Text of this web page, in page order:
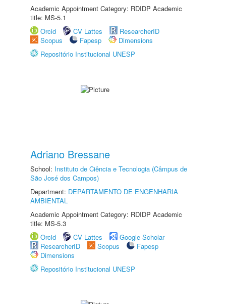
Academic Appointment Category: RDIDP Academic
title: MS-5.1
Orcid
CV Lattes
ResearcherID
Scopus
Fapesp
Dimensions
Repositório Institucional UNESP
Adriano Bressane
School: Instituto de Ciência e Tecnologia (Câmpus de
São José dos Campos)
Department: DEPARTAMENTO DE ENGENHARIA
AMBIENTAL
Academic Appointment Category: RDIDP Academic
title: MS-5.3
Orcid
CV Lattes
Google Scholar
ResearcherID
Scopus
Fapesp
Dimensions
Repositório Institucional UNESP